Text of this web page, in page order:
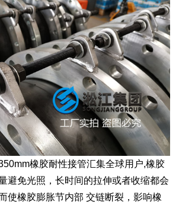
橡胶耐性接管汇集全球用户,橡胶
避免光照，长时间的拉伸或者收缩都会
使橡胶膨胀节内部 交链断裂，影响橡